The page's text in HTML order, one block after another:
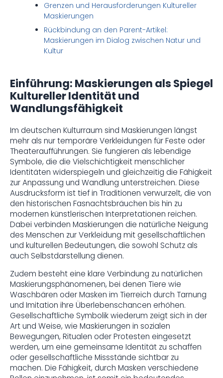
Grenzen und Herausforderungen Kultureller
Maskierungen
Rückbindung an den Parent-Artikel:
Maskierungen im Dialog zwischen Natur und
Kultur
Einführung: Maskierungen als Spiegel
Kultureller Identität und
Wandlungsfähigkeit
Im deutschen Kulturraum sind Maskierungen längst
mehr als nur temporäre Verkleidungen für Feste oder
Theateraufführungen. Sie fungieren als lebendige
Symbole, die die Vielschichtigkeit menschlicher
Identitäten widerspiegeln und gleichzeitig die Fähigkeit
zur Anpassung und Wandlung unterstreichen. Diese
Ausdrucksform ist tief in Traditionen verwurzelt, die von
den historischen Fasnachtsbräuchen bis hin zu
modernen künstlerischen Interpretationen reichen.
Dabei verbinden Maskierungen die natürliche Neigung
des Menschen zur Verkleidung mit gesellschaftlichen
und kulturellen Bedeutungen, die sowohl Schutz als
auch Selbstdarstellung dienen.
Zudem besteht eine klare Verbindung zu natürlichen
Maskierungsphänomenen, bei denen Tiere wie
Waschbären oder Masken im Tierreich durch Tarnung
und Imitation ihre Überlebenschancen erhöhen.
Gesellschaftliche Symbolik wiederum zeigt sich in der
Art und Weise, wie Maskierungen in sozialen
Bewegungen, Ritualen oder Protesten eingesetzt
werden, um eine gemeinsame Identität zu schaffen
oder gesellschaftliche Missstände sichtbar zu
machen. Die Fähigkeit, durch Masken verschiedene